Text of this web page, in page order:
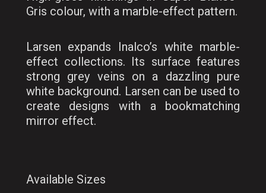
Gris colour, with a marble-effect pattern.
Larsen expands Inalco’s white marble-
effect collections. Its surface features
strong grey veins on a dazzling pure
white background. Larsen can be used to
create designs with a bookmatching
mirror effect.
Available Sizes